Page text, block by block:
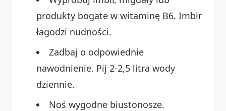
produkty bogate w witaminę B6. Imbir
łagodzi nudności.
Zadbaj o odpowiednie
nawodnienie. Pij 2-2,5 litra wody
dziennie.
Noś wygodne biustonosze.